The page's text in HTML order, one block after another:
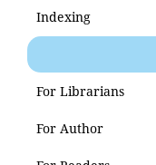
Indexing
For Librarians
For Author